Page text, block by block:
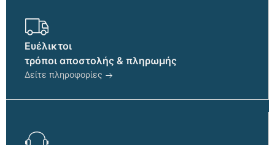
Ευέλικτοι
τρόποι αποστολής & πληρωμής
Δείτε πληροφορίες